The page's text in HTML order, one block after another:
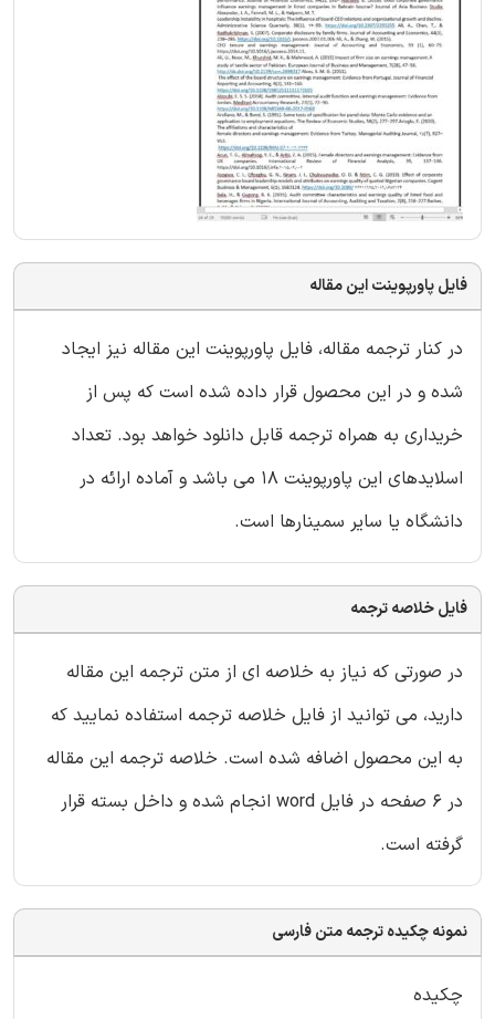
فایل پاورپوینت این مقاله
در کنار ترجمه مقاله، فایل پاورپوینت این مقاله نیز ایجاد
شده و در این محصول قرار داده شده است که پس از
خریداری به همراه ترجمه قابل دانلود خواهد بود. تعداد
اسلایدهای این پاورپوینت 18 می باشد و آماده ارائه در
دانشگاه یا سایر سمینارها است.
فایل خلاصه ترجمه
در صورتی که نیاز به خلاصه ای از متن ترجمه این مقاله
دارید، می توانید از فایل خلاصه ترجمه استفاده نمایید که
به این محصول اضافه شده است. خلاصه ترجمه این مقاله
در 6 صفحه در فایل word انجام شده و داخل بسته قرار
گرفته است.
نمونه چکیده ترجمه متن فارسی
چکیده